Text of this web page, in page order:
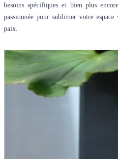
besoins spécifiques et bien plus
passionnée pour sublimer votre
paix.